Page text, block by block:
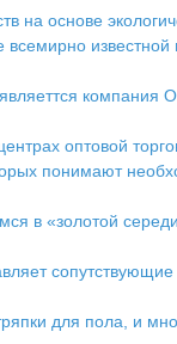
на основе
компания
оптовой
понимают
в «золотой
для пола, и